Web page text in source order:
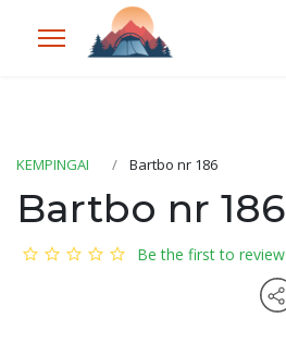
KEMPINGAI Bartbo nr 186
Bartbo nr 186
Be the first to review